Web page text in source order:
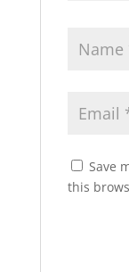
Save
this